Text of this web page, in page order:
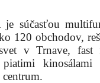
súčasťou
120 obchodov,
v Trnave, fast
kinosálami